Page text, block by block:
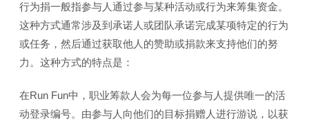
行为捐一般指参与人通过参与某种活动或行为来筹集资金。
这种方式通常涉及到承诺人或团队承诺完成某项特定的行为
或任务，然后通过获取他人的赞助或捐款来支持他们的努
力。这种方式的特点是：
在Run Fun中，职业筹款人会为每一位参与人提供唯一的活
动登录编号。由参与人向他们的目标捐赠人进行游说，以获